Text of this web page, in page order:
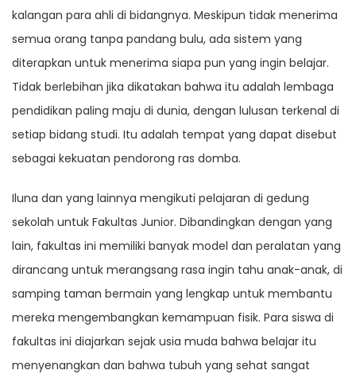
kalangan para ahli di bidangnya. Meskipun tidak menerima
semua orang tanpa pandang bulu, ada sistem yang
diterapkan untuk menerima siapa pun yang ingin belajar.
Tidak berlebihan jika dikatakan bahwa itu adalah lembaga
pendidikan paling maju di dunia, dengan lulusan terkenal di
setiap bidang studi. Itu adalah tempat yang dapat disebut
sebagai kekuatan pendorong ras domba.
Iluna dan yang lainnya mengikuti pelajaran di gedung
sekolah untuk Fakultas Junior. Dibandingkan dengan yang
lain, fakultas ini memiliki banyak model dan peralatan yang
dirancang untuk merangsang rasa ingin tahu anak-anak, di
samping taman bermain yang lengkap untuk membantu
mereka mengembangkan kemampuan fisik. Para siswa di
fakultas ini diajarkan sejak usia muda bahwa belajar itu
menyenangkan dan bahwa tubuh yang sehat sangat